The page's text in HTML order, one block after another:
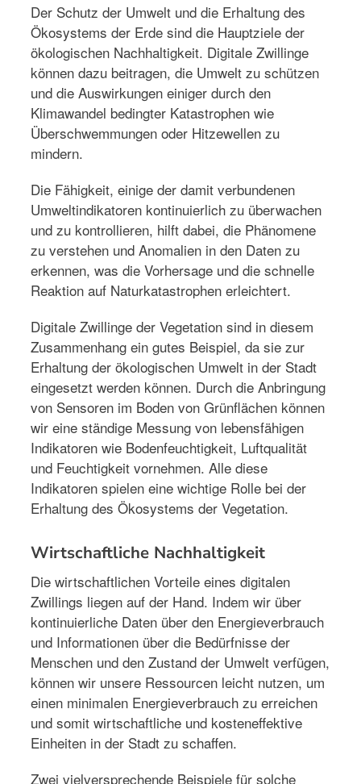
Der Schutz der Umwelt und die Erhaltung des
Ökosystems der Erde sind die Hauptziele der
ökologischen Nachhaltigkeit. Digitale Zwillinge
können dazu beitragen, die Umwelt zu schützen
und die Auswirkungen einiger durch den
Klimawandel bedingter Katastrophen wie
Überschwemmungen oder Hitzewellen zu
mindern.
Die Fähigkeit, einige der damit verbundenen
Umweltindikatoren kontinuierlich zu überwachen
und zu kontrollieren, hilft dabei, die Phänomene
zu verstehen und Anomalien in den Daten zu
erkennen, was die Vorhersage und die schnelle
Reaktion auf Naturkatastrophen erleichtert.
Digitale Zwillinge der Vegetation sind in diesem
Zusammenhang ein gutes Beispiel, da sie zur
Erhaltung der ökologischen Umwelt in der Stadt
eingesetzt werden können. Durch die Anbringung
von Sensoren im Boden von Grünflächen können
wir eine ständige Messung von lebensfähigen
Indikatoren wie Bodenfeuchtigkeit, Luftqualität
und Feuchtigkeit vornehmen. Alle diese
Indikatoren spielen eine wichtige Rolle bei der
Erhaltung des Ökosystems der Vegetation.
Wirtschaftliche Nachhaltigkeit
Die wirtschaftlichen Vorteile eines digitalen
Zwillings liegen auf der Hand. Indem wir über
kontinuierliche Daten über den Energieverbrauch
und Informationen über die Bedürfnisse der
Menschen und den Zustand der Umwelt verfügen,
können wir unsere Ressourcen leicht nutzen, um
einen minimalen Energieverbrauch zu erreichen
und somit wirtschaftliche und kosteneffektive
Einheiten in der Stadt zu schaffen.
Zwei vielversprechende Beispiele für solche